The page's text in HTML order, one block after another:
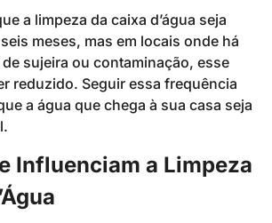
a limpeza da caixa d’água seja
meses, mas em locais onde há
sujeira ou contaminação, esse
reduzido. Seguir essa frequência
a água que chega à sua casa seja
Influenciam a Limpeza